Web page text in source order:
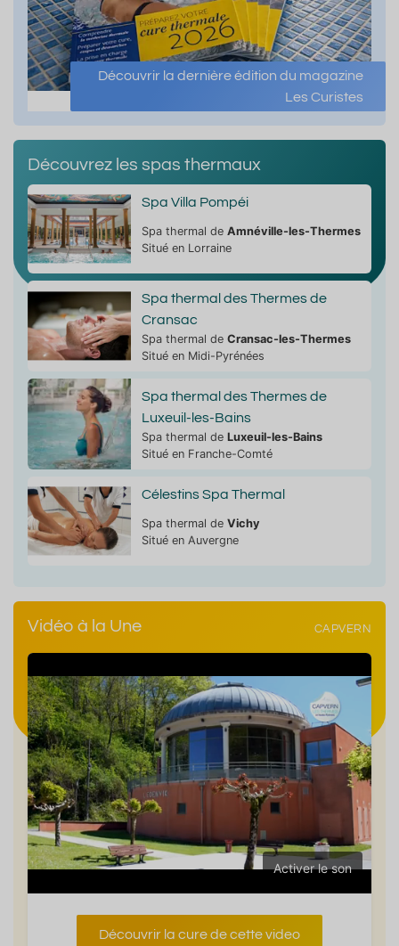
Découvrir la dernière édition du magazine
Les Curistes
Découvrez les spas thermaux
Spa Villa Pompéi
Spa thermal de Amnéville-les-Thermes
Situé en Lorraine
Spa thermal des Thermes de
Cransac
Spa thermal de Cransac-les-Thermes
Situé en Midi-Pyrénées
Spa thermal des Thermes de
Luxeuil-les-Bains
Spa thermal de Luxeuil-les-Bains
Situé en Franche-Comté
Célestins Spa Thermal
Spa thermal de Vichy
Situé en Auvergne
Vidéo à la Une CAPVERN
Activer le son
Découvrir la cure de cette video